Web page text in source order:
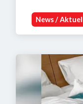
News /